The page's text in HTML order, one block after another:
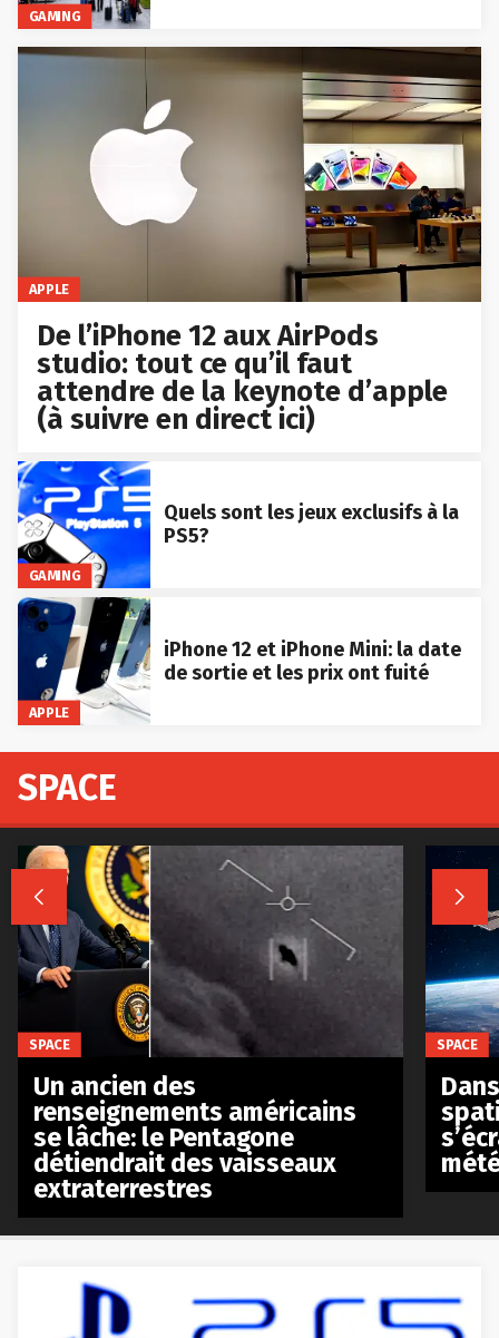
GAMING
APPLE
De l’iPhone 12 aux AirPods
studio: tout ce qu’il faut
attendre de la keynote d’apple
(à suivre en direct ici)
GAMING
Quels sont les jeux exclusifs à la
PS5?
APPLE
iPhone 12 et iPhone Mini: la date
de sortie et les prix ont fuité
SPACE
 
SPACE
Un ancien des
renseignements américains
se lâche: le Pentagone
détiendrait des vaisseaux
extraterrestres
SPACE